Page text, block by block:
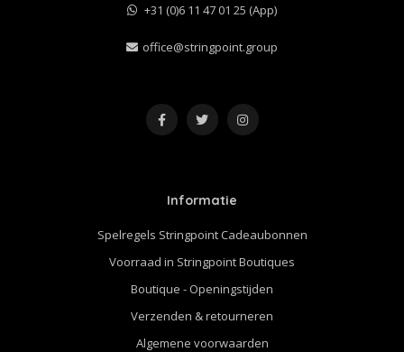
+31 (0)6 11 47 01 25 (App)
office@stringpoint.group
Informatie
Spelregels Stringpoint Cadeaubonnen
Voorraad in Stringpoint Boutiques
Boutique - Openingstijden
Verzenden & retourneren
Algemene voorwaarden